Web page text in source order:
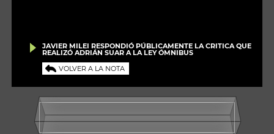
JAVIER MILEI RESPONDIÓ PÚBLICAMENTE LA CRITICA QUE
REALIZÓ ADRIÁN SUAR A LA LEY ÓMNIBUS
VOLVER A LA NOTA